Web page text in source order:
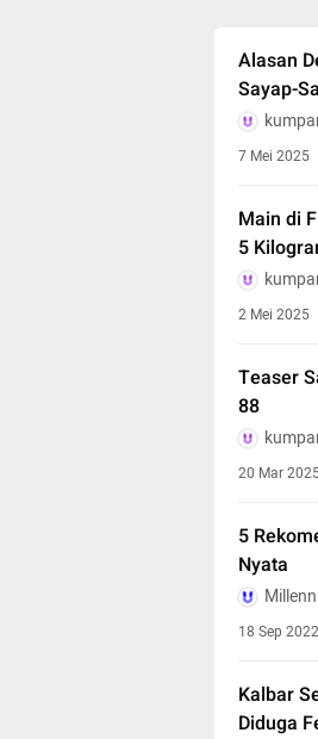
Alasan
Sayap-
7 Mei 2025
Main di
5
2 Mei 2025
Teaser
88
20 Mar
5
Nyata
18 Sep 2022
Kalbar
Diduga